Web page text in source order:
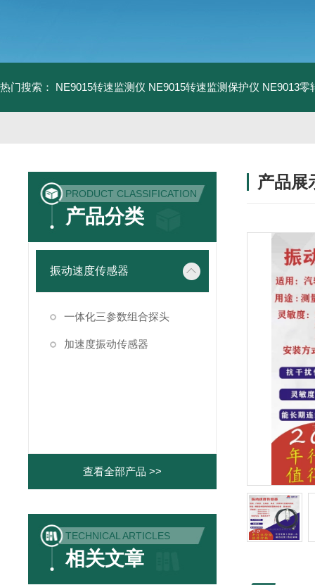
热门搜索： NE9015转速监测仪 NE9015转速监测保护仪 NE9013零
PRODUCT CLASSIFICATION
产品分类
振动速度传感器
一体化三参数组合探头
加速度振动传感器
查看全部产品 >>
TECHNICAL ARTICLES
相关文章
产品展